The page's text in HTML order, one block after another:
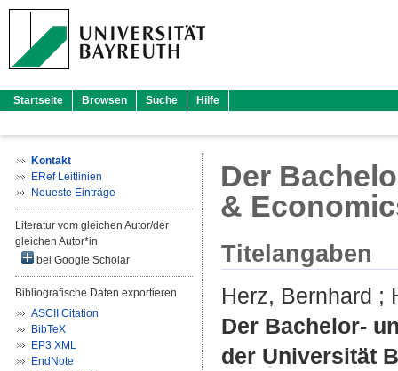
Startseite Browsen Suche Hilfe
Kontakt
ERef Leitlinien
Neueste Einträge
Literatur vom gleichen Autor/der
gleichen Autor*in
bei Google Scholar
Bibliografische Daten exportieren
ASCII Citation
BibTeX
EP3 XML
EndNote
Der
&
Titelangaben
Herz, Bernhard ;
Der Bachelor-
der Universität